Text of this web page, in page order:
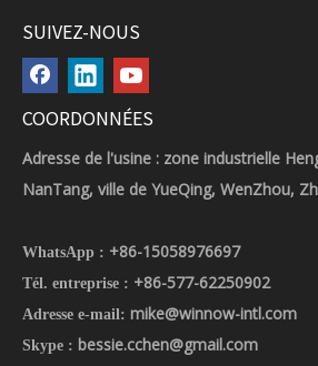
SUIVEZ-NOUS
COORDONNÉES
Adresse de l'usine : zone industrielle
NanTang, ville de YueQing, WenZhou,
WhatsApp : +86-15058976697
Tél. entreprise : +86-577-62250902
Adresse e-mail: mike@winnow-intl.com
Skype : bessie.cchen@gmail.com